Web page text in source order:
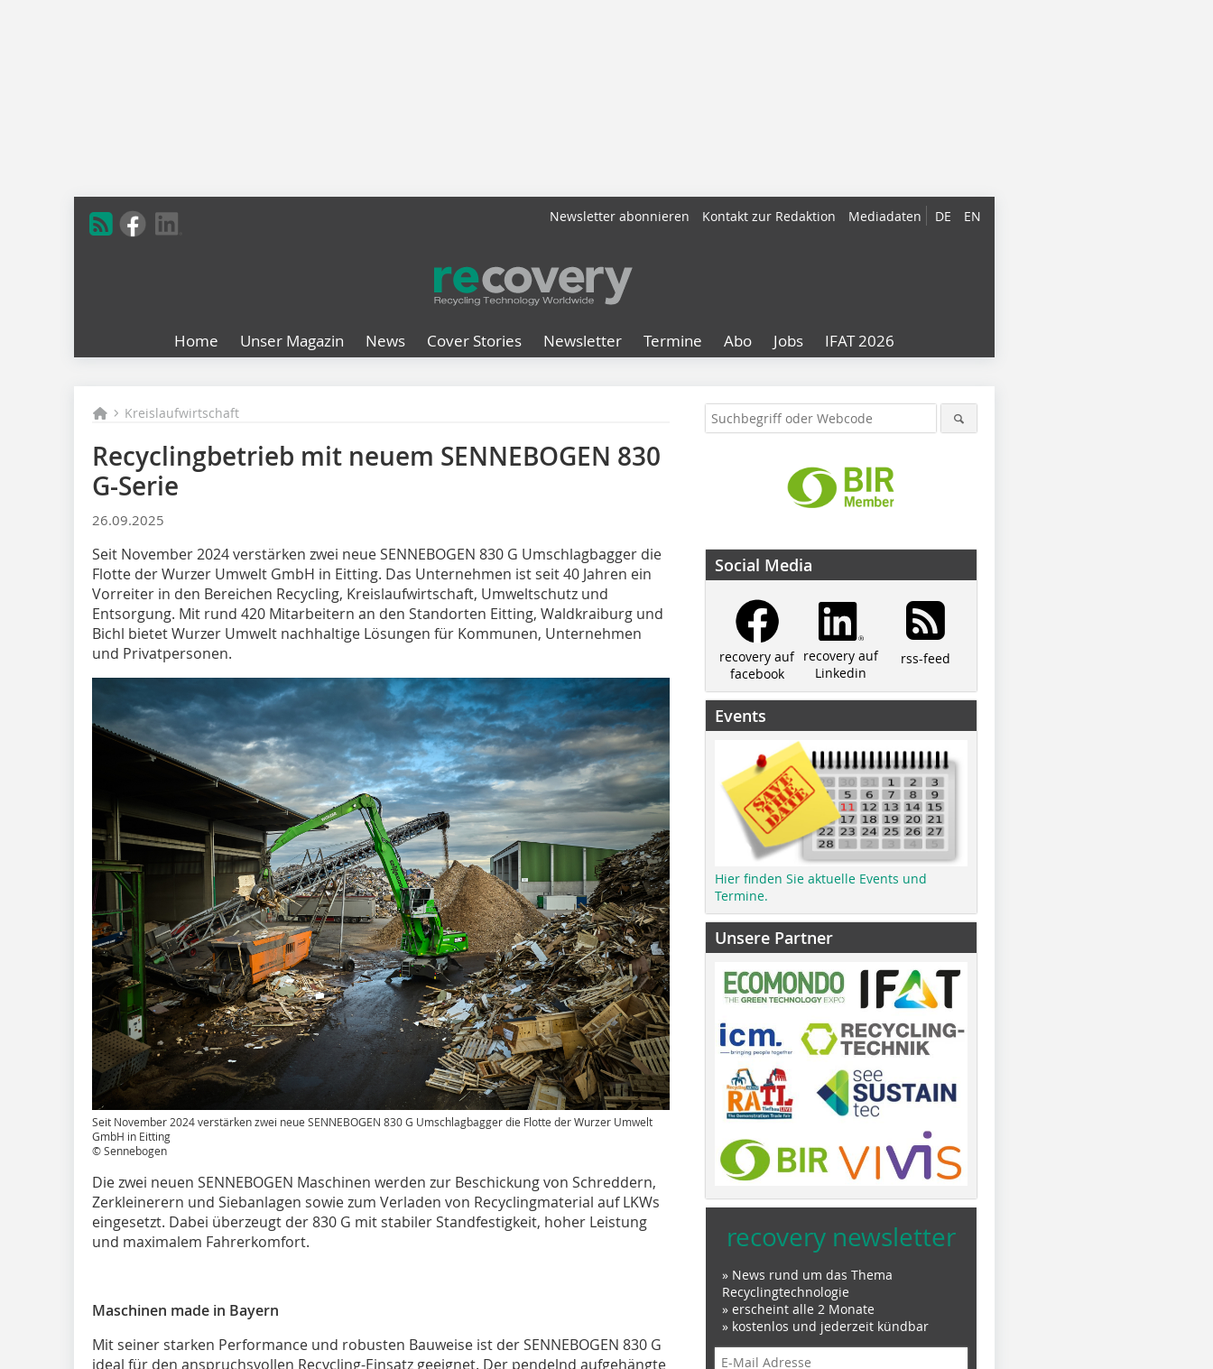
DE EN
Newsletter abonnieren Kontakt zur Redaktion Mediadaten
Home Unser Magazin News Cover Stories Newsletter Termine Abo Jobs IFAT 2026
Kreislaufwirtschaft
Recyclingbetrieb mit neuem SENNEBOGEN 830
G-Serie
26.09.2025
Seit November 2024 verstärken zwei neue SENNEBOGEN 830 G Umschlagbagger die
Flotte der Wurzer Umwelt GmbH in Eitting. Das Unternehmen ist seit 40 Jahren ein
Vorreiter in den Bereichen Recycling, Kreislaufwirtschaft, Umweltschutz und
Entsorgung. Mit rund 420 Mitarbeitern an den Standorten Eitting, Waldkraiburg und
Bichl bietet Wurzer Umwelt nachhaltige Lösungen für Kommunen, Unternehmen
und Privatpersonen.
Seit November 2024 verstärken zwei neue SENNEBOGEN 830 G Umschlagbagger die Flotte der Wurzer Umwelt
GmbH in Eitting
© Sennebogen
Die zwei neuen SENNEBOGEN Maschinen werden zur Beschickung von Schreddern,
Zerkleinerern und Siebanlagen sowie zum Verladen von Recyclingmaterial auf LKWs
eingesetzt. Dabei überzeugt der 830 G mit stabiler Standfestigkeit, hoher Leistung
und maximalem Fahrerkomfort.
Maschinen made in Bayern
Mit seiner starken Performance und robusten Bauweise ist der SENNEBOGEN 830 G
ideal für den anspruchsvollen Recycling-Einsatz geeignet. Der pendelnd aufgehängte
Social Media
recovery auf
facebook
recovery auf
Linkedin
rss-feed
Events
Hier finden Sie aktuelle Events und
Termine.
Unsere Partner
recovery newsletter
» News rund um das Thema
Recyclingtechnologie
» erscheint alle 2 Monate
» kostenlos und jederzeit kündbar